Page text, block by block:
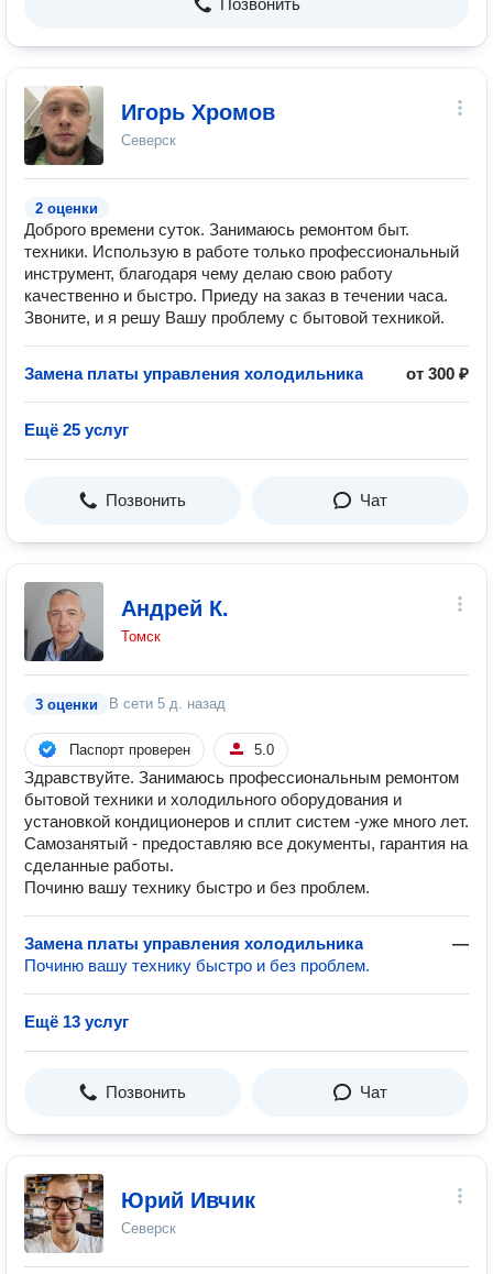
Позвонить
Игорь Хромов
Северск
2 оценки
Доброго времени суток. Занимаюсь ремонтом быт.
техники. Использую в работе только профессиональный
инструмент, благодаря чему делаю свою работу
качественно и быстро. Приеду на заказ в течении часа.
Звоните, и я решу Вашу проблему с бытовой техникой.
Замена платы управления холодильника от 300 ₽
Ещё 25 услуг
Позвонить Чат
Андрей К.
Томск
3 оценки В сети 5 д. назад
Паспорт проверен 5.0
Здравствуйте. Занимаюсь профессиональным ремонтом
бытовой техники и холодильного оборудования и
установкой кондиционеров и сплит систем -уже много лет.
Самозанятый - предоставляю все документы, гарантия на
сделанные работы.
Починю вашу технику быстро и без проблем.
Замена платы управления холодильника
—
Починю вашу технику быстро и без проблем.
Ещё 13 услуг
Позвонить Чат
Юрий Ивчик
Северск